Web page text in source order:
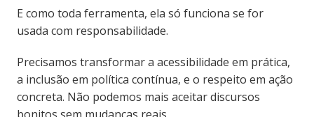
E como toda ferramenta, ela só funciona se for
usada com responsabilidade.
Precisamos transformar a acessibilidade em prática,
a inclusão em política contínua, e o respeito em ação
concreta. Não podemos mais aceitar discursos